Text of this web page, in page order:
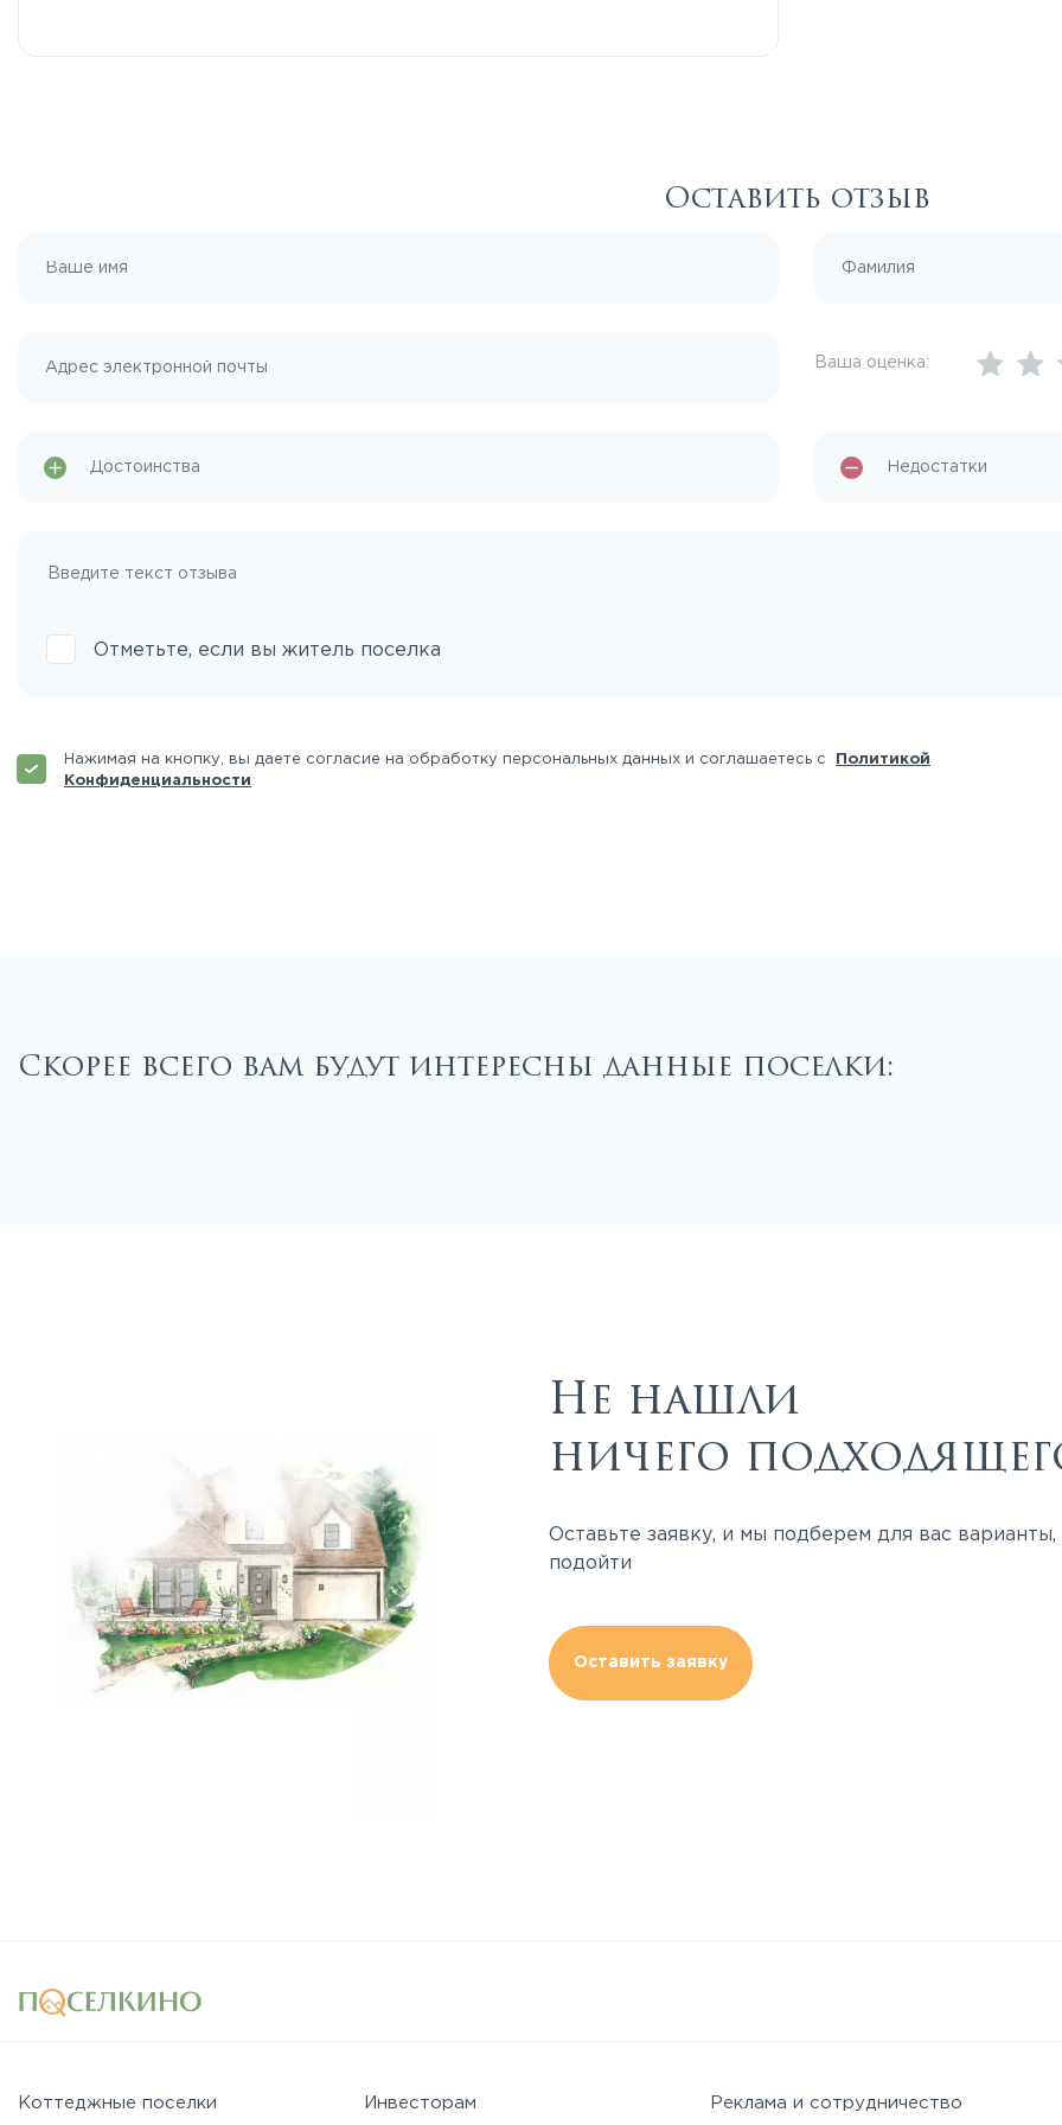
Оставить отзыв
Ваша оценка:
Отметьте, если вы житель поселка
Нажимая на кнопку, вы даете согласие на обработку персональных данных и соглашаетесь с
Политикой
Конфиденциальности
Скорее всего вам будут интересны данные поселки:
Не нашли
ничего
Оставьте заявку, и мы подберем для вас
подойти
Оставить заявку
Коттеджные поселки Инвесторам Реклама и сотрудничество